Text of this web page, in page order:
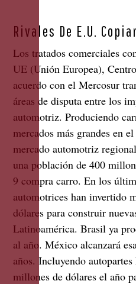
Rivales De E.U.
Los tratados comerciales
UE (Unión Europea),
acuerdo con el Mercosur
áreas de disputa entre los
automotriz. Produciendo
mercados más grandes en
mercado automotriz
una población de 400
9 compra carro. En los
automotrices han invertido
dólares para construir
Latinoamérica. Brasil ya
al año. México alcanzará
años. Incluyendo
millones de dólares el año